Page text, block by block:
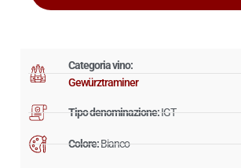
Categoria vino:
Gewürztraminer
Tipo denominazione:IGT
Colore:Bianco